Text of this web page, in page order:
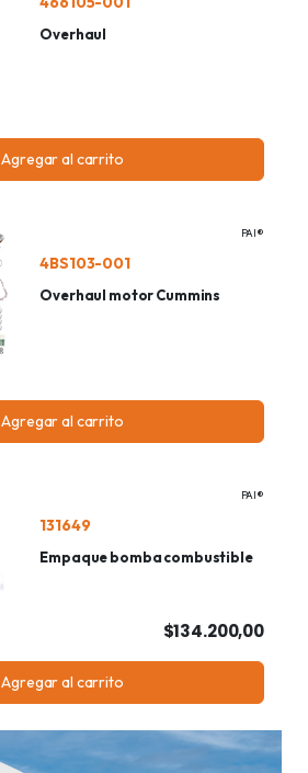
Overhaul
Agregar al carrito
PAI®
4BS103-001
Overhaul motor Cummins
Agregar al carrito
PAI®
131649
Empaque bomba combustible
$134.200,00
Agregar al carrito